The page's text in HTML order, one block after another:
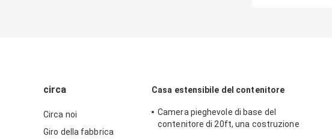
circa
Circa noi
Giro della fabbrica
Casa estensibile del contenitore
Camera pieghevole di base del
contenitore di 20ft, una costruzione